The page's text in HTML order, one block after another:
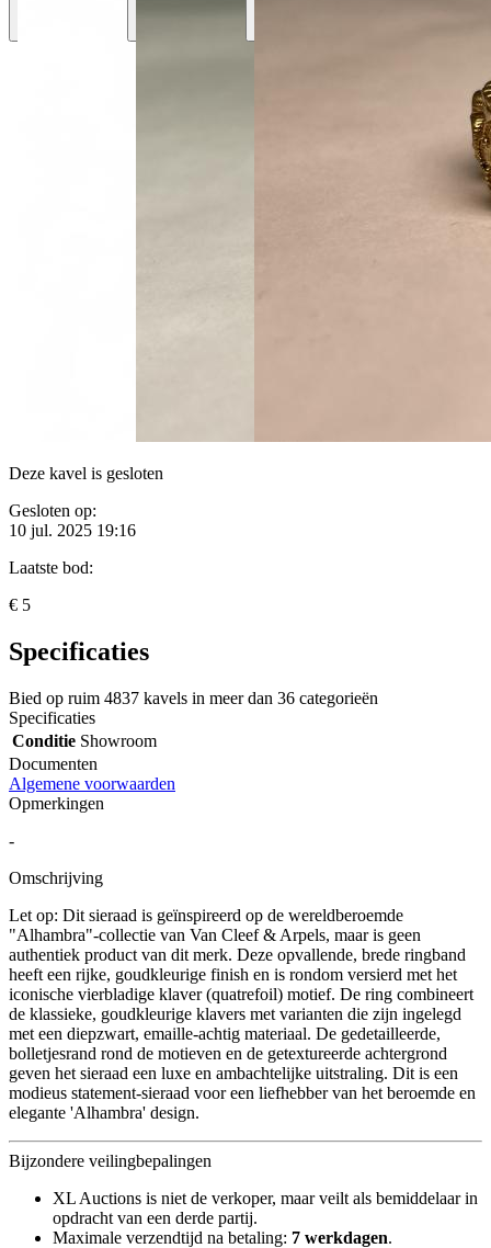
Deze kavel is gesloten
Gesloten op:
10 jul. 2025 19:16
Laatste bod:
€ 5
Specificaties
Bied op ruim 4837 kavels in meer dan 36 categorieën
Specificaties
Conditie Showroom
Documenten
Algemene voorwaarden
Opmerkingen
-
Omschrijving
Let op: Dit sieraad is geïnspireerd op de wereldberoemde
"Alhambra"-collectie van Van Cleef & Arpels, maar is geen
authentiek product van dit merk. Deze opvallende, brede ringband
heeft een rijke, goudkleurige finish en is rondom versierd met het
iconische vierbladige klaver (quatrefoil) motief. De ring combineert
de klassieke, goudkleurige klavers met varianten die zijn ingelegd
met een diepzwart, emaille-achtig materiaal. De gedetailleerde,
bolletjesrand rond de motieven en de getextureerde achtergrond
geven het sieraad een luxe en ambachtelijke uitstraling. Dit is een
modieus statement-sieraad voor een liefhebber van het beroemde en
elegante 'Alhambra' design.
Bijzondere veilingbepalingen
XL Auctions is niet de verkoper, maar veilt als bemiddelaar in
opdracht van een derde partij.
Maximale verzendtijd na betaling: 7 werkdagen.